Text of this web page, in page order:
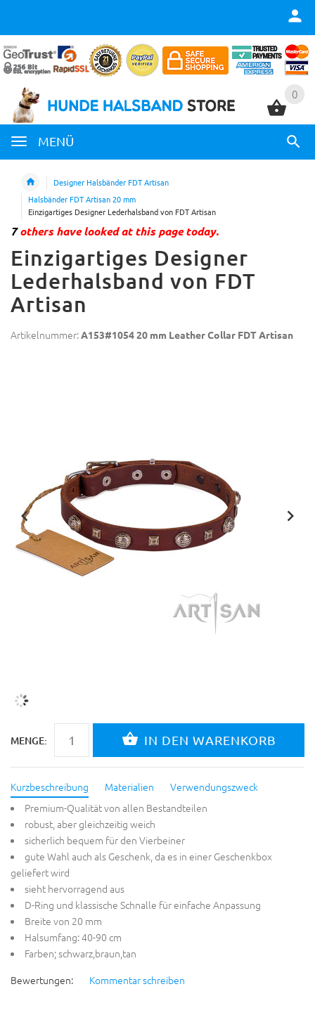
0
MENÜ
0
Designer Halsbänder FDT Artisan
Halsbänder FDT Artisan 20 mm
Einzigartiges Designer Lederhalsband von FDT Artisan
7others have looked at this page today.
Einzigartiges Designer
Lederhalsband von FDT
Artisan
Artikelnummer:A153#1054 20 mm Leather Collar FDT Artisan
MENGE:
Kurzbeschreibung Materialien
Verwendungszweck
Premium-Qualität von allen Bestandteilen
robust, aber gleichzeitig weich
sicherlich bequem für den Vierbeiner
gute Wahl auch als Geschenk, da es in einer Geschenkbox
geliefert wird
sieht hervorragend aus
D-Ring und klassische Schnalle für einfache Anpassung
Breite von 20 mm
Halsumfang: 40-90 cm
Farben; schwarz,braun,tan
Bewertungen:
Kommentar schreiben